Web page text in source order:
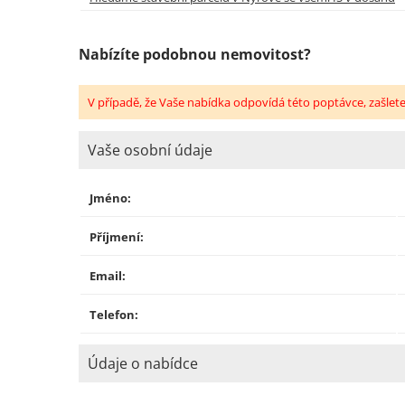
Nabízíte podobnou nemovitost?
V případě, že Vaše nabídka odpovídá této poptávce,
Vaše osobní údaje
Jméno:
Příjmení:
Email:
Telefon:
Údaje o nabídce